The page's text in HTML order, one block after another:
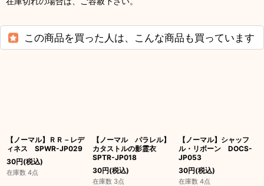
この商品を買った人は、こんな商品も買っています
【ノーマル】ＲＲ－レデ
ィネス SPWR-JP029
30円(税込)
在庫数 4点
【ノーマル パラレル】
カタストルの影霊衣
SPTR-JP018
30円(税込)
在庫数 3点
【ノーマル】シャッフ
ル・リボーン DOCS-
JP053
30円(税込)
在庫数 4点